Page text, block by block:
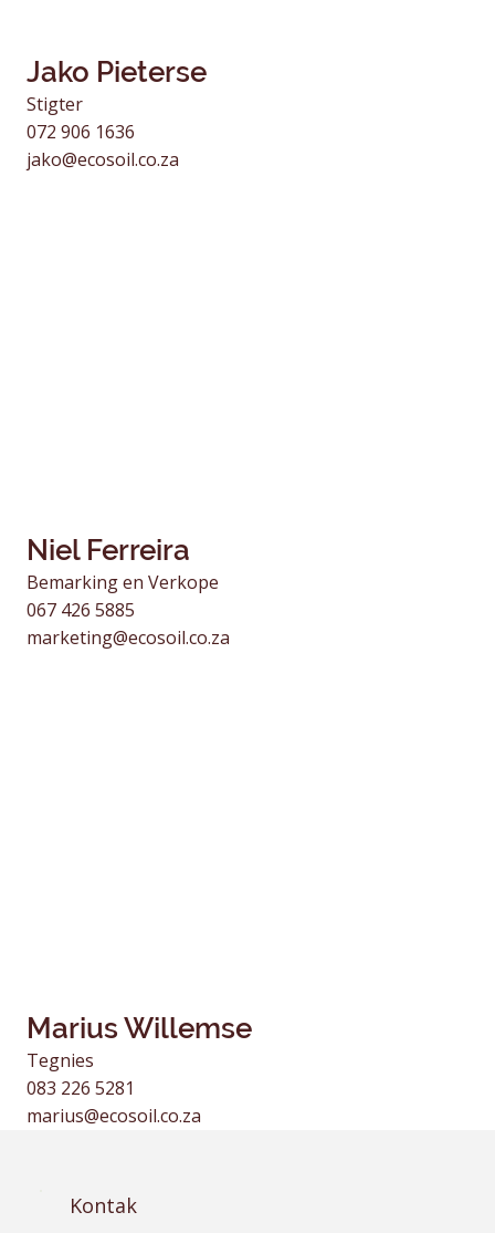
Jako Pieterse
Stigter
072 906 1636
jako@ecosoil.co.za
Niel Ferreira
Bemarking en Verkope
067 426 5885
marketing@ecosoil.co.za
Marius Willemse
Tegnies
083 226 5281
marius@ecosoil.co.za
Kontak